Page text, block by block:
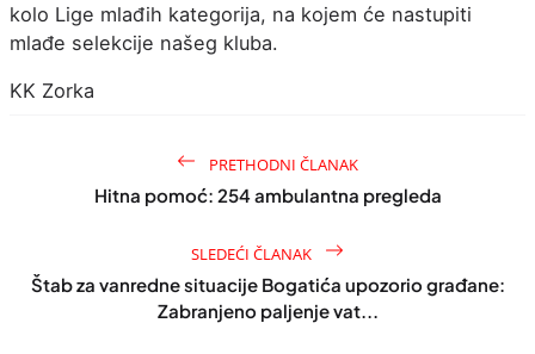
kolo Lige mlađih kategorija, na kojem će nastupiti
mlađe selekcije našeg kluba.
KK Zorka
PRETHODNI ČLANAK
Hitna pomoć: 254 ambulantna pregleda
SLEDEĆI ČLANAK
Štab za vanredne situacije Bogatića upozorio građane:
Zabranjeno paljenje vat...